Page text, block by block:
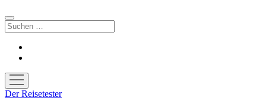
Suchen
Menü
öffnen
Der Reisetester